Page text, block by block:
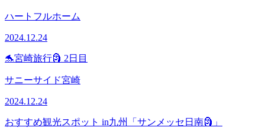
ハートフルホーム
2024.12.24
🐬宮崎旅行🗿 2日目
サニーサイド宮崎
2024.12.24
おすすめ観光スポット in九州「サンメッセ日南🗿」